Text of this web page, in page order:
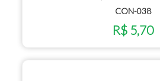
CON-038
R$ 5,70